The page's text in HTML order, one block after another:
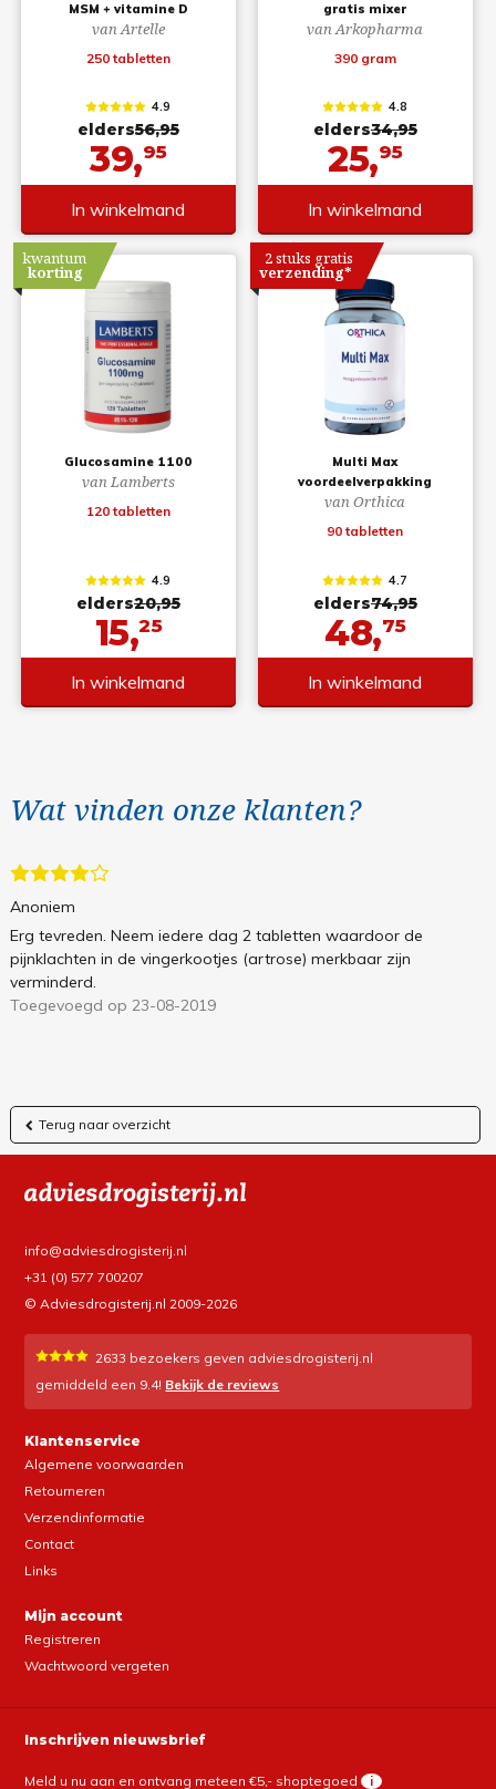
MSM + vitamine D
van Artelle
250 tabletten
4.9
elders56,95
39,95
In winkelmand
gratis mixer
van Arkopharma
390 gram
4.8
elders34,95
25,95
In winkelmand
Glucosamine 1100
van Lamberts
120 tabletten
kwantum
korting
4.9
elders20,95
15,25
In winkelmand
Multi Max
voordeelverpakking
van Orthica
90 tabletten
2 stuks gratis
verzending*
4.7
elders74,95
48,75
In winkelmand
Wat vinden onze klanten?
Anoniem
Erg tevreden. Neem iedere dag 2 tabletten waardoor de
pijnklachten in de vingerkootjes (artrose) merkbaar zijn
verminderd.
Toegevoegd op 23-08-2019
Terug naar overzicht
info@adviesdrogisterij.nl
+31 (0) 577 700207
© Adviesdrogisterij.nl 2009-2026
2633 bezoekers geven adviesdrogisterij.nl
gemiddeld een 9.4! Bekijk de reviews
Klantenservice
Algemene voorwaarden
Retourneren
Verzendinformatie
Contact
Links
Mijn account
Registreren
Wachtwoord vergeten
Inschrijven nieuwsbrief
Meld u nu aan en ontvang meteen €5,- shoptegoed i